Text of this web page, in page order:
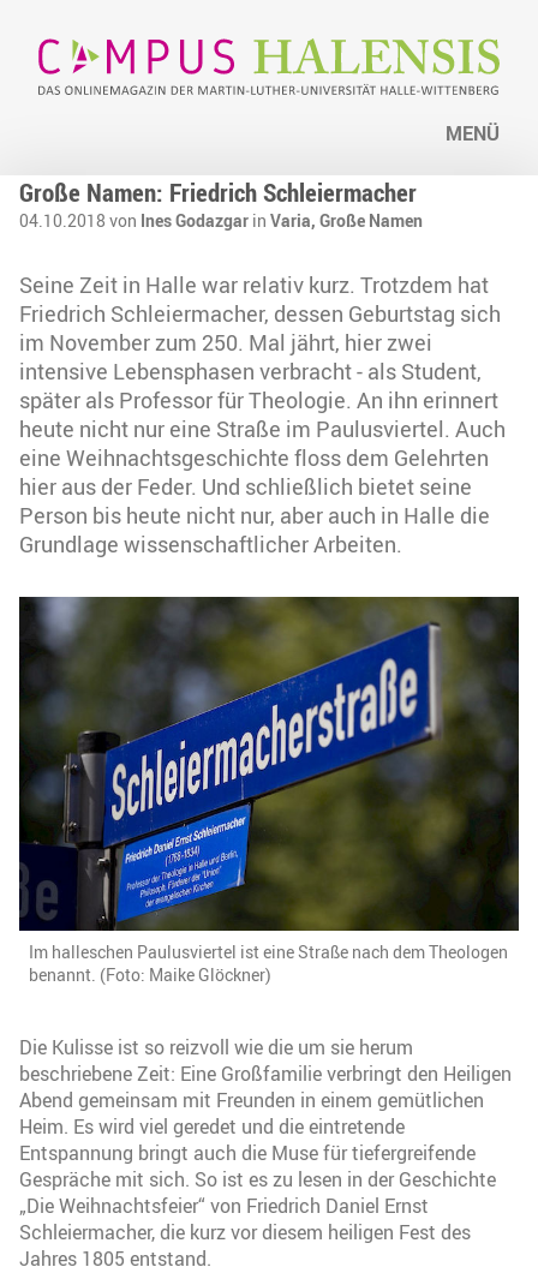
MENÜ
Große Namen: Friedrich Schleiermacher
04.10.2018 von Ines Godazgar in Varia, Große Namen
Seine Zeit in Halle war relativ kurz. Trotzdem hat
Friedrich Schleiermacher, dessen Geburtstag sich
im November zum 250. Mal jährt, hier zwei
intensive Lebensphasen verbracht - als Student,
später als Professor für Theologie. An ihn erinnert
heute nicht nur eine Straße im Paulusviertel. Auch
eine Weihnachtsgeschichte floss dem Gelehrten
hier aus der Feder. Und schließlich bietet seine
Person bis heute nicht nur, aber auch in Halle die
Grundlage wissenschaftlicher Arbeiten.
Im halleschen Paulusviertel ist eine Straße nach dem Theologen
benannt. (Foto: Maike Glöckner)
Die Kulisse ist so reizvoll wie die um sie herum
beschriebene Zeit: Eine Großfamilie verbringt den Heiligen
Abend gemeinsam mit Freunden in einem gemütlichen
Heim. Es wird viel geredet und die eintretende
Entspannung bringt auch die Muse für tiefergreifende
Gespräche mit sich. So ist es zu lesen in der Geschichte
„Die Weihnachtsfeier“ von Friedrich Daniel Ernst
Schleiermacher, die kurz vor diesem heiligen Fest des
Jahres 1805 entstand.